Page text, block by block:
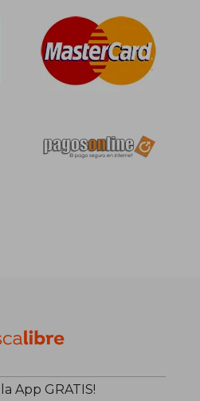
App GRATIS!